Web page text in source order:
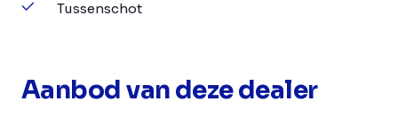
Tussenschot
Aanbod van deze dealer